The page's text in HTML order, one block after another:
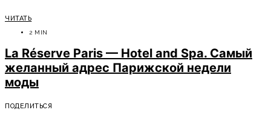
ЧИТАТЬ
2 MIN
La Réserve Paris — Hotel and Spa. Самый
желанный адрес Парижской недели
моды
ПОДЕЛИТЬСЯ